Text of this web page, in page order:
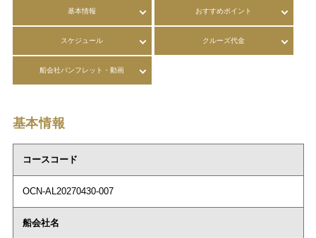
基本情報 おすすめポイント
スケジュール クルーズ代金
船会社パンフレット・動画
基本情報
コースコード
OCN-AL20270430-007
船会社名